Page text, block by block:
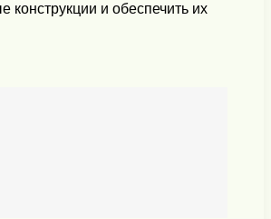
и обеспечить их